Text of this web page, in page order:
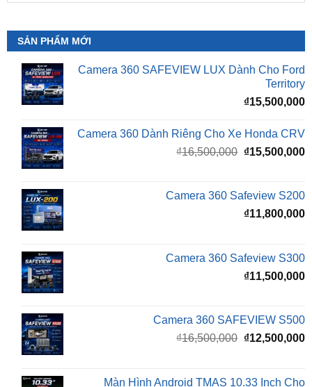
SẢN PHẨM MỚI
Camera 360 SAFEVIEW LUX Dành Cho Ford
Territory
₫15,500,000
Camera 360 Dành Riêng Cho Xe Honda CRV
₫16,500,000 Giá
₫16,500,000.
₫15,500,000
Camera 360 Safeview S200
₫11,800,000
Camera 360 Safeview S300
₫11,500,000
Camera 360 SAFEVIEW S500
₫16,500,000 Giá
₫16,500,000.
₫12,500,000
Màn Hình Android TMAS 10.33 Inch Cho